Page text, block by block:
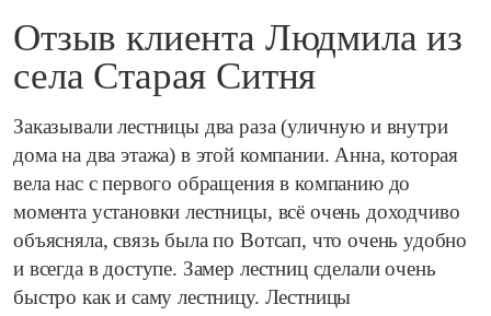
Помещение:
Внутренние
Чердачные
Чердачные на заказ
Чердачные
винтовые
Лестницы на
веранду
Лестницы в эркер
Антресольные
Тип
лестницы:
Из рифленого
листа
Технические
Складские
Уличные входные
Фасадные
Уличные 2 ступени
Полувинтовые
Стиль:
В стиле арт деко
В стиле модерн
Классические
Современные
В стиле лофт
Под старину
Отзыв клиента Людмила из
села Старая Ситня
Заказывали лестницы два раза (уличную и внутри
дома на два этажа) в этой компании. Анна, которая
вела нас с первого обращения в компанию до
момента установки лестницы, всё очень доходчиво
объясняла, связь была по Вотсап, что очень удобно
и всегда в доступе. Замер лестниц сделали очень
быстро как и саму лестницу. Лестницы